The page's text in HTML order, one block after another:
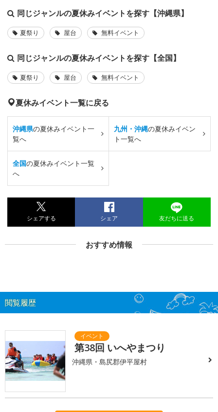
同じジャンルの夏休みイベントを探す【沖縄県】
夏祭り 屋台 無料イベント
同じジャンルの夏休みイベントを探す【全国】
夏祭り 屋台 無料イベント
夏休みイベント一覧に戻る
沖縄県の夏休みイベント一
覧へ
九州・沖縄の夏休みイベン
ト一覧へ
全国の夏休みイベント一覧
へ
シェアする シェア 友だちに送る
おすすめ情報
閲覧履歴
第38回 いへやまつり
沖縄県・島尻郡伊平屋村